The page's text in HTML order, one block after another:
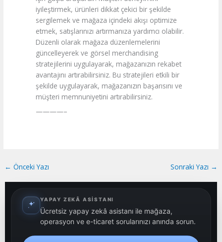
iyileştirmek, ürünleri dikkat çekici bir şekilde
sergilemek ve mağaza içindeki akışı optimize
etmek, satışlarınızı artırmanıza yardımcı olabilir.
Düzenli olarak mağaza düzenlemelerini
güncelleyerek ve görsel merchandising
stratejilerini uygulayarak, mağazanızın rekabet
avantajını artırabilirsiniz. Bu stratejileri etkili bir
şekilde uygulayarak, mağazanızın başarısını ve
müşteri memnuniyetini artırabilirsiniz.
————–
← Önceki Yazı Sonraki Yazı →
YAPAY ZEKÂ ASISTANI
Ücretsiz yapay zekâ asistanı ile mağaza,
operasyon ve e-ticaret sorularınızı anında sorun.